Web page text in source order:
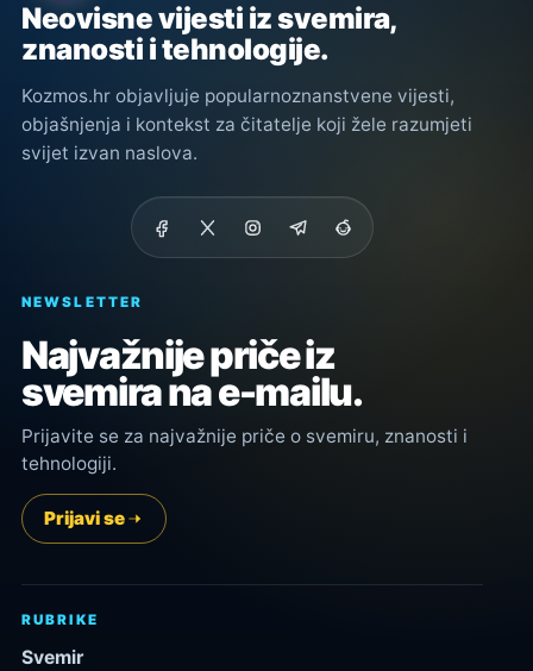
Neovisne vijesti iz svemira,
znanosti i tehnologije.
Kozmos.hr objavljuje popularnoznanstvene vijesti,
objašnjenja i kontekst za čitatelje koji žele razumjeti
svijet izvan naslova.
NEWSLETTER
Najvažnije priče iz
svemira na e-mailu.
Prijavite se za najvažnije priče o svemiru, znanosti i
tehnologiji.
Prijavi se
RUBRIKE
Svemir